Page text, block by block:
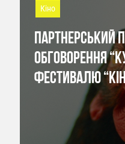
Кіно
ПАРТНЕРСЬКИЙ
ОБГОВОРЕННЯ
ФЕСТИВАЛЮ